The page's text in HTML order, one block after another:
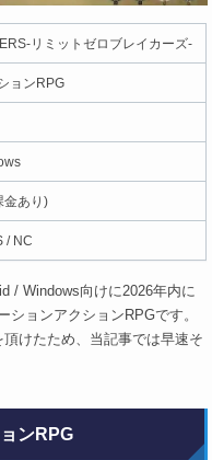
リミットゼロブレイカーズ-
ョンRPG
金あり)
/ NC
/ Windows向けに2026年内に
ションアクションRPGです。
けたため、当記事では早速そ
ンRPG